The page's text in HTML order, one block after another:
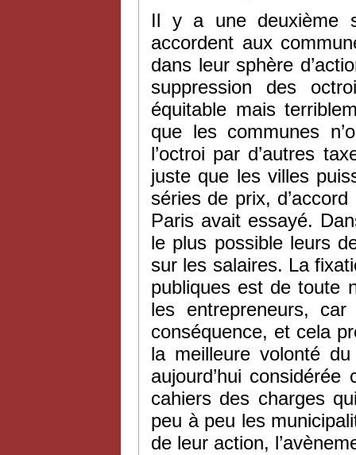
Il y a une deuxième
accordent aux
dans leur sphère
suppression des
équitable mais
que les communes
l’octroi par d’autres
juste que les villes
séries de prix,
Paris avait essayé.
le plus possible leurs
sur les salaires. La
publiques est de toute
les entrepreneurs,
conséquence, et cela
la meilleure volonté
aujourd’hui
cahiers des charges
peu à peu les
de leur action,